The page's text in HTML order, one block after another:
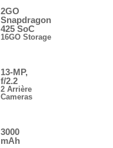
2GO
Snapdragon
425 SoC
16GO Storage
13-MP,
f/2.2
2 Arrière
Cameras
3000
mAh